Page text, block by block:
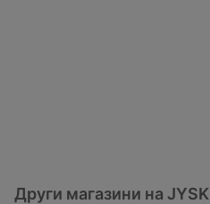
Други магазини на JYSK